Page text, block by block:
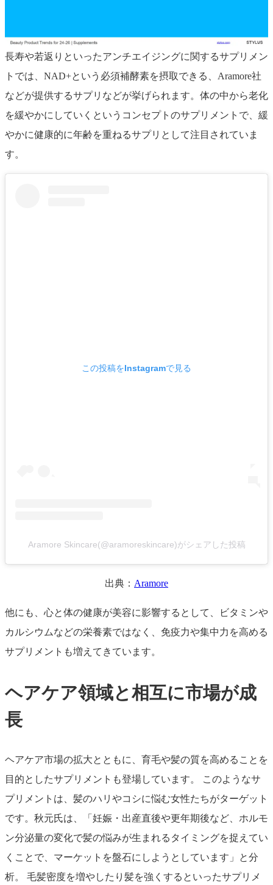
長寿や若返りといったアンチエイジングに関するサプリメン
トでは、NAD+という必須補酵素を摂取できる、Aramore社
などが提供するサプリなどが挙げられます。体の中から老化
を緩やかにしていくというコンセプトのサプリメントで、緩
やかに健康的に年齢を重ねるサプリとして注目されていま
す。
この投稿をInstagramで見る
Aramore Skincare(@aramoreskincare)がシェアした投稿
出典： Aramore
他にも、心と体の健康が美容に影響するとして、ビタミンや
カルシウムなどの栄養素ではなく、免疫力や集中力を高める
サプリメントも増えてきています。
ヘアケア領域と相互に市場が成
長
ヘアケア市場の拡大とともに、育毛や髪の質を高めることを
目的としたサプリメントも登場しています。 このようなサ
プリメントは、髪のハリやコシに悩む女性たちがターゲット
です。秋元氏は、「妊娠・出産直後や更年期後など、ホルモ
ン分泌量の変化で髪の悩みが生まれるタイミングを捉えてい
くことで、マーケットを盤石にしようとしています」と分
析。 毛髪密度を増やしたり髪を強くするといったサプリメ